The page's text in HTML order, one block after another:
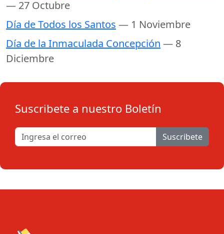
— 27 Octubre
Día de Todos los Santos — 1 Noviembre
Día de la Inmaculada Concepción — 8
Diciembre
Suscribete a nuestro Boletín
Suscribete